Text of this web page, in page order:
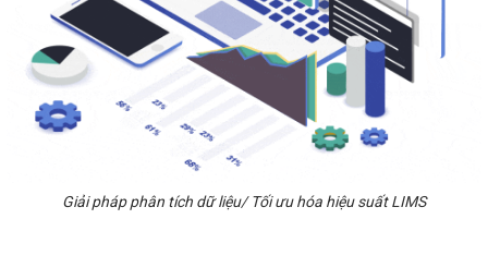
Giải pháp phân tích dữ liệu/ Tối ưu hóa hiệu suất LIMS